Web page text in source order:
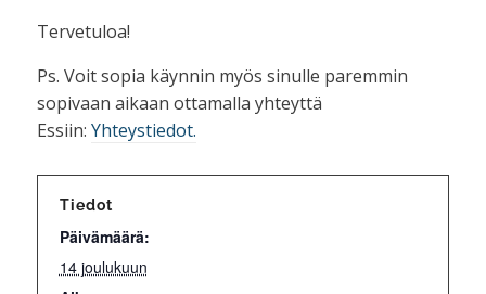
Tervetuloa!
Ps. Voit sopia käynnin myös sinulle paremmin
sopivaan aikaan ottamalla yhteyttä
Essiin: Yhteystiedot.
Tiedot
Päivämäärä:
14 joulukuun